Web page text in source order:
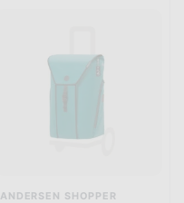
ANDERSEN SHOPPER